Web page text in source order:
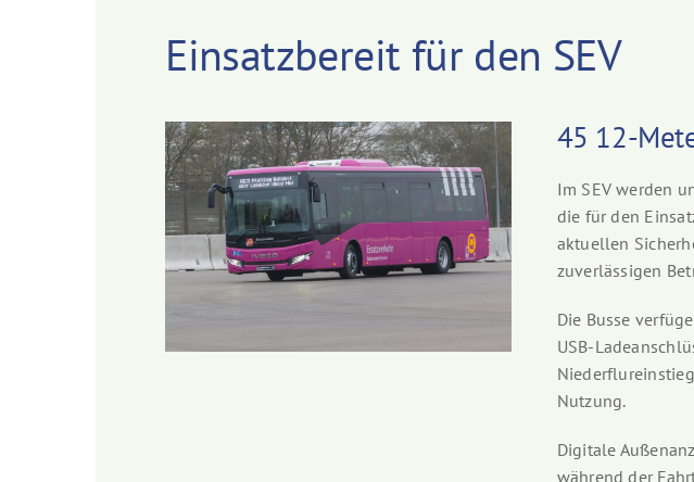
Einsatzbereit für den SEV
45 12-
Im SEV werden
die für den
aktuellen
zuverlässigen
Die Busse
USB-
Nutzung.
Digitale
während der